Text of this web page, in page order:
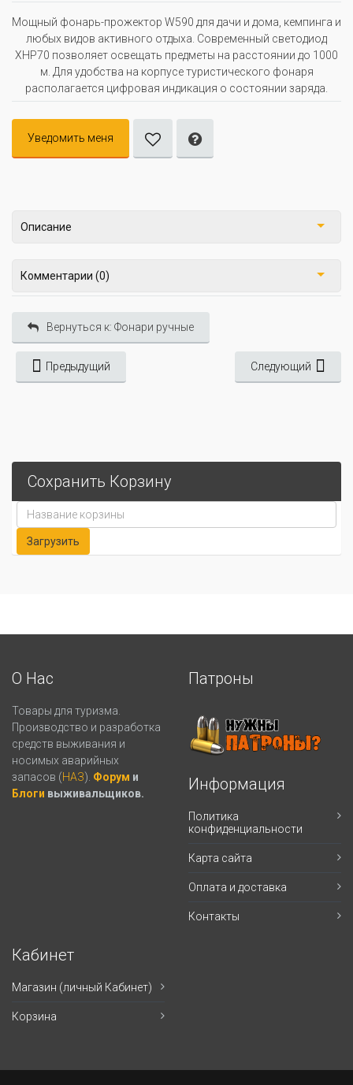
Мощный фонарь-прожектор W590 для дачи и дома, кемпинга и
любых видов активного отдыха. Современный светодиод
XHP70 позволяет освещать предметы на расстоянии до 1000
м. Для удобства на корпусе туристического фонаря
располагается цифровая индикация о состоянии заряда.
Уведомить меня
Описание
Комментарии (0)
Вернуться к: Фонари ручные
Предыдущий Следующий
Сохранить Корзину
О Нас
Товары для туризма.
Производство и разработка
средств выживания и
носимых аварийных
запасов (НАЗ). Форум и
Блоги выживальщиков.
Патроны
Информация
Политика
конфиденциальности
Карта сайта
Оплата и доставка
Контакты
Кабинет
Магазин (личный Кабинет)
Корзина